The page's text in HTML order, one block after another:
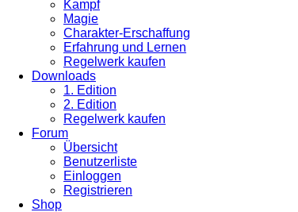
Kampf
Magie
Charakter-Erschaffung
Erfahrung und Lernen
Regelwerk kaufen
Downloads
1. Edition
2. Edition
Regelwerk kaufen
Forum
Übersicht
Benutzerliste
Einloggen
Registrieren
Shop